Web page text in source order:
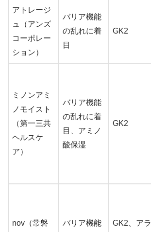
アトレージ
ュ（アンズ
コーポレー
ション）
バリア機能
の乱れに着
目
GK2
ミノンアミ
ノモイスト
（第一三共
ヘルスケ
ア）
バリア機能
の乱れに着
目、アミノ
酸保湿
GK2
nov（常磐
バリア機能
GK2、アラ